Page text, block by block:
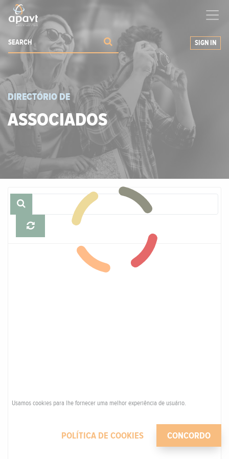
grow your business
SIGN IN
DIRECTÓRIO DE
ASSOCIADOS
Usamos cookies para lhe fornecer uma melhor experiência de usuário.
POLÍTICA DE COOKIES CONCORDO